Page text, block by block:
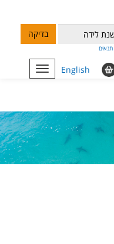
בדיקה
תנאים
Toggle
navigation
English